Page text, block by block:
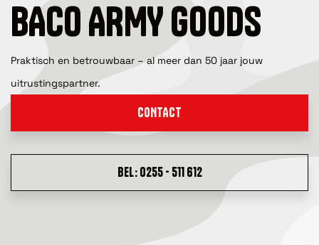
BACO ARMY GOODS
Praktisch en betrouwbaar – al meer dan 50 jaar jouw
uitrustingspartner.
CONTACT
BEL: 0255 - 511 612